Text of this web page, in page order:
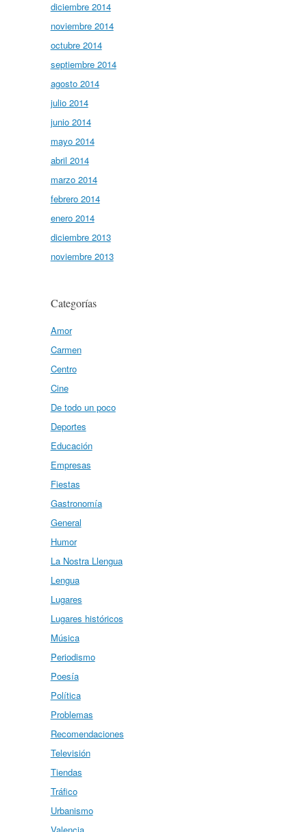
diciembre 2014
noviembre 2014
octubre 2014
septiembre 2014
agosto 2014
julio 2014
junio 2014
mayo 2014
abril 2014
marzo 2014
febrero 2014
enero 2014
diciembre 2013
noviembre 2013
Categorías
Amor
Carmen
Centro
Cine
De todo un poco
Deportes
Educación
Empresas
Fiestas
Gastronomía
General
Humor
La Nostra Llengua
Lengua
Lugares
Lugares históricos
Música
Periodismo
Poesía
Política
Problemas
Recomendaciones
Televisión
Tiendas
Tráfico
Urbanismo
Valencia